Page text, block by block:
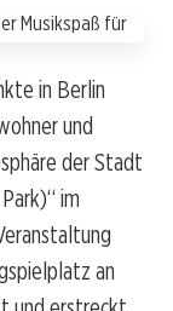
in Berlin
und
der Stadt
im
an